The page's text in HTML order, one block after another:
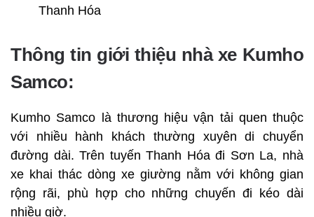
Thanh Hóa
Thông tin giới thiệu nhà xe Kumho
Samco:
Kumho Samco là thương hiệu vận tải quen thuộc
với nhiều hành khách thường xuyên di chuyển
đường dài. Trên tuyến Thanh Hóa đi Sơn La, nhà
xe khai thác dòng xe giường nằm với không gian
rộng rãi, phù hợp cho những chuyến đi kéo dài
nhiều giờ.